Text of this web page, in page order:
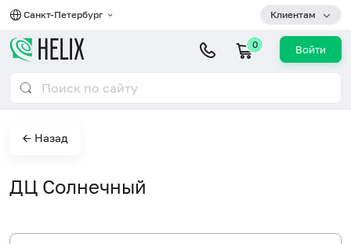
Санкт-Петербург Клиентам
0 Войти
← Назад
ДЦ Солнечный